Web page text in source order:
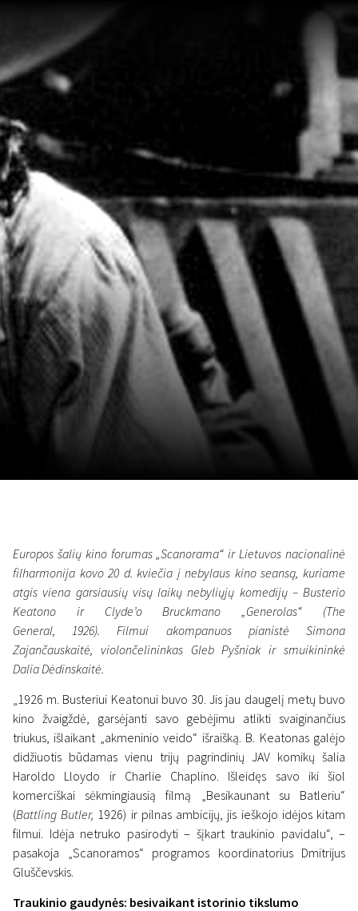
News
Nacionalinės filharmonijos
scenoje – traukinio gaudynės
ir brangiausia scena nebyliojo
kino istorijoje
Europos šalių kino forumas „Scanorama“ ir Lietuvos nacionalinė
filharmonija kovo 20 d. kviečia į nebylaus kino seansą, kuriame
atgis viena garsiausių visų laikų nebyliųjų komedijų – Busterio
Keatono ir Clyde’o Bruckmano „Generolas“ (The
General, 1926). Filmui akompanuos pianistė Simona
Zajančauskaitė, violončelininkas Gleb Pyšniak ir smuikininkė
Dalia Dėdinskaitė.
„1926 m. Busteriui Keatonui buvo 30. Jis jau daugelį metų buvo
kino žvaigždė, garsėjanti savo gebėjimu atlikti svaiginančius
triukus, išlaikant „akmeninio veido“ išraišką. B. Keatonas galėjo
didžiuotis būdamas vienu trijų pagrindinių JAV komikų šalia
Haroldo Lloydo ir Charlie Chaplino. Išleidęs savo iki šiol
komerciškai sėkmingiausią filmą „Besikaunant su Batleriu“
(Battling Butler, 1926) ir pilnas ambicijų, jis ieškojo idėjos kitam
filmui. Idėja netruko pasirodyti – šįkart traukinio pavidalu“, –
pasakoja „Scanoramos“ programos koordinatorius Dmitrijus
Gluščevskis.
Traukinio gaudynės: besivaikant istorinio tikslumo